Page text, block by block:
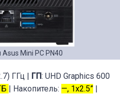
Asus Mini PC PN40
ГГц | ГП: UHD Graphics 600
| Накопитель: —, 1x2.5”